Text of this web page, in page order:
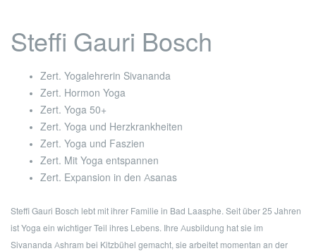
Steffi Gauri Bosch
Zert. Yogalehrerin Sivananda
Zert. Hormon Yoga
Zert. Yoga 50+
Zert. Yoga und Herzkrankheiten
Zert. Yoga und Faszien
Zert. Mit Yoga entspannen
Zert. Expansion in den Asanas
Steffi Gauri Bosch lebt mit ihrer Familie in Bad Laasphe. Seit über 25 Jahren
ist Yoga ein wichtiger Teil ihres Lebens. Ihre Ausbildung hat sie im
Sivananda Ashram bei Kitzbühel gemacht, sie arbeitet momentan an der